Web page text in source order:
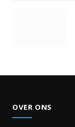
OVER ONS